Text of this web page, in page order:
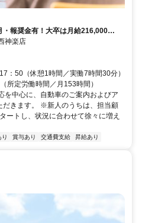
・報奨金有！大卒は月給216,000
神楽店
：50（休憩1時間／実働7時間30分）
所定労働時間／月153時間）
を中心に、自動車のご案内およびア
だきます。 ※新人のうちは、担当顧
ートし、状況に合わせて徐々に増え
賞与あり 交通費支給 昇給あり